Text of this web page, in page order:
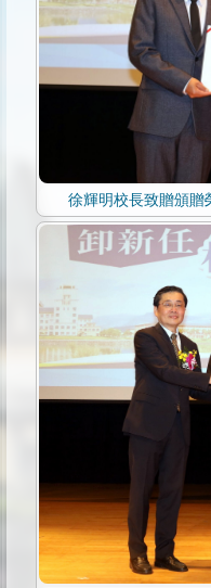
徐輝明校長致贈頒贈